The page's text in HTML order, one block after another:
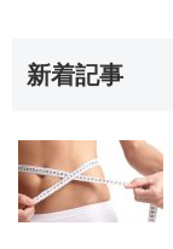
新着記事